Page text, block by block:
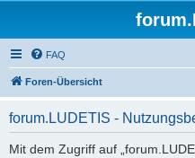
FAQ
Foren-Übersicht
forum.LUDETIS -
Mit dem Zugriff auf